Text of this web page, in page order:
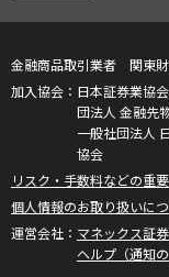
金融商品取引業者 関東
日本証券業協
団法人 金融先
一般社団法人
協会
リスク・手数料などの重
個人情報のお取り扱いに
マネックス証
ヘルプ（通知